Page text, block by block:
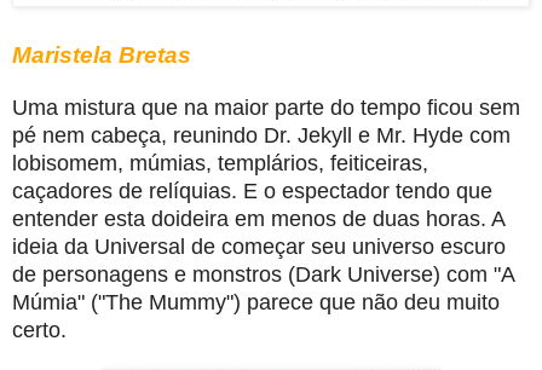
Maristela Bretas
Uma mistura que na maior parte do tempo ficou sem
pé nem cabeça, reunindo Dr. Jekyll e Mr. Hyde com
lobisomem, múmias, templários, feiticeiras,
caçadores de relíquias. E o espectador tendo que
entender esta doideira em menos de duas horas. A
ideia da Universal de começar seu universo escuro
de personagens e monstros (Dark Universe) com "A
Múmia" ("The Mummy") parece que não deu muito
certo.